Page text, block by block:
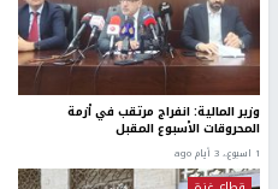
وزير المالية: انفراج مرتقب في أزمة
المحروقات الأسبوع المقبل
1 اسبوع.، 3 أيام ago